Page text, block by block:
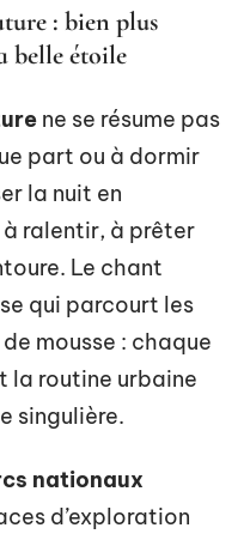
: bien plus
belle étoile
ne se résume pas
part ou à dormir
la nuit en
ralentir, à prêter
Le chant
qui parcourt les
mousse : chaque
routine urbaine
singulière.
nationaux
d’exploration